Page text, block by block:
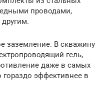
проводами,
заземление. В скважину
гель,
даже в самых
гораздо эффективнее в